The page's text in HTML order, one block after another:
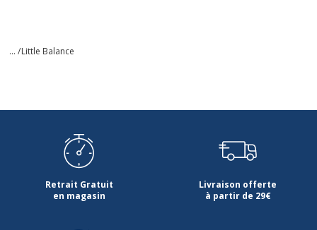
... /Little Balance
Retrait Gratuit
en magasin
Livraison offerte
à partir de 29€